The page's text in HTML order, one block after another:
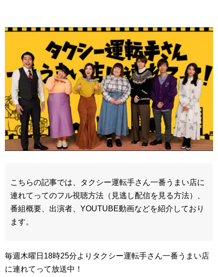
こちらの記事では、タクシー運転手さん一番うまい店に
連れてってのフル視聴方法（見逃し配信を見る方法）、
番組概要、出演者、YOUTUBE動画などを紹介しており
ます。
毎週木曜日18時25分よりタクシー運転手さん一番うまい店
に連れてって放送中！